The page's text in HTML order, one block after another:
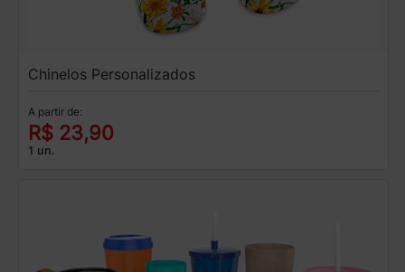
Chinelos Personalizados
A partir de:
R$ 23,90
1 un.